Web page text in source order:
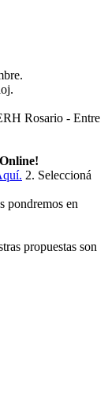
Rosario - Entre
2. Seleccioná
pondremos en
propuestas son